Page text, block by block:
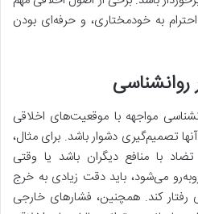
به خودمختاری، و حرفه‌ای بودن
مواجهه با موقعیت‌های اخلاقی
تصمیم‌گیری دشوار باشد. برای مثال،
با منافع دیگران باشد یا وقتی
می‌شود، باید دقت زیادی به خرج
رفتار کند. همچنین، فشارهای خارجی